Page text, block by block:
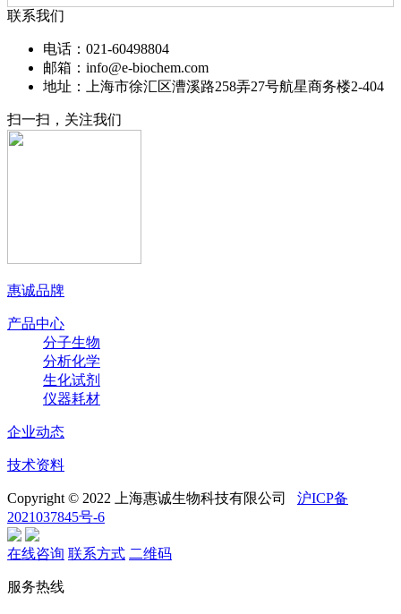
联系我们
电话：021-60498804
邮箱：info@e-biochem.com
地址：上海市徐汇区漕溪路258弄27号航星商务楼2-404
扫一扫，关注我们
惠诚品牌
产品中心
分子生物
分析化学
生化试剂
仪器耗材
企业动态
技术资料
Copyright © 2022 上海惠诚生物科技有限公司 沪ICP备
2021037845号-6
在线咨询 联系方式 二维码
服务热线